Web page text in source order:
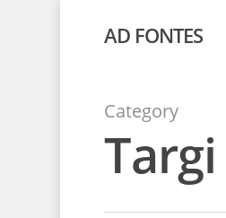
AD FONTES
Category
Targi